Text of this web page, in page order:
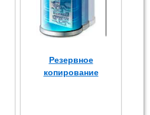
Резервное
копирование